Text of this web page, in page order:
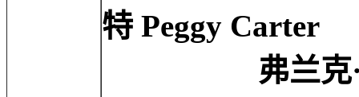
特 Peggy Carter
弗兰克·格里